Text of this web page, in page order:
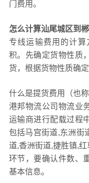
门费用。
怎么计算汕尾城区到
专线运输费用的计
积。先确定货物性质
货，根据货物性质确定
什么是提货费用（也
港邦物流公司物流业
运输商进行配载过程
包括马宫街道,东洲街
道,香洲街道,捷胜镇,
环节，要确认件数、
基本信息。